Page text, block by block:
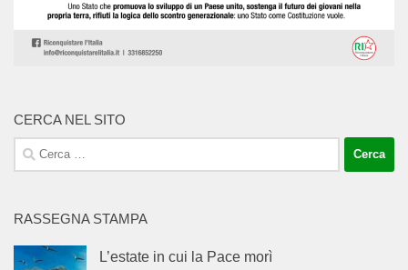
CERCA NEL SITO
Ricerca
per:
RASSEGNA STAMPA
L’estate in cui la Pace morì